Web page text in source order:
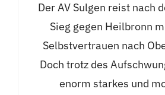
Der AV Sulgen reist nach
Sieg gegen Heilbronn
Selbstvertrauen nach
Doch trotz des
enorm starkes und